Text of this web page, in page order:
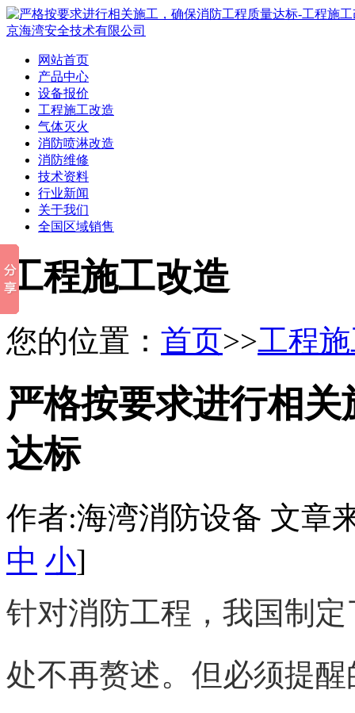
网站首页
产品中心
设备报价
工程施工改造
气体灭火
消防喷淋改造
消防维修
技术资料
行业新闻
关于我们
全国区域销售
工程施工改造
您的位置： 首页>>工程
严格按要求进行相
达标
作者:海湾消防设备 文章
中 小]
针对消防工程，我国制
处不再赘述。但必须提